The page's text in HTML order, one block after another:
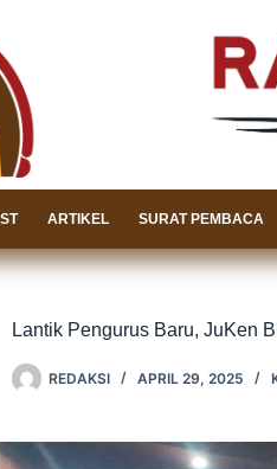
ARTIKEL SURAT PEMBACA
Lantik Pengurus Baru, JuKen
REDAKSI APRIL 29, 2025